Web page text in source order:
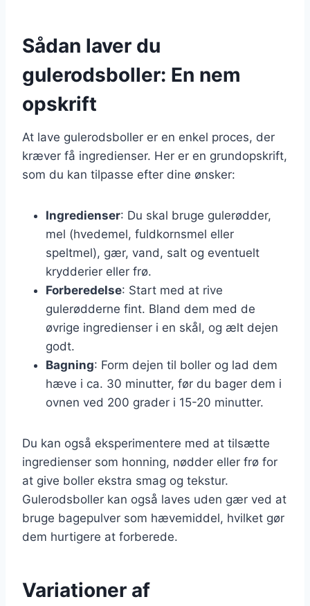
Sådan laver du
gulerodsboller: En nem
opskrift
At lave gulerodsboller er en enkel proces, der
kræver få ingredienser. Her er en grundopskrift,
som du kan tilpasse efter dine ønsker:
Ingredienser: Du skal bruge gulerødder,
mel (hvedemel, fuldkornsmel eller
speltmel), gær, vand, salt og eventuelt
krydderier eller frø.
Forberedelse: Start med at rive
gulerødderne fint. Bland dem med de
øvrige ingredienser i en skål, og ælt dejen
godt.
Bagning: Form dejen til boller og lad dem
hæve i ca. 30 minutter, før du bager dem i
ovnen ved 200 grader i 15-20 minutter.
Du kan også eksperimentere med at tilsætte
ingredienser som honning, nødder eller frø for
at give boller ekstra smag og tekstur.
Gulerodsboller kan også laves uden gær ved at
bruge bagepulver som hævemiddel, hvilket gør
dem hurtigere at forberede.
Variationer af